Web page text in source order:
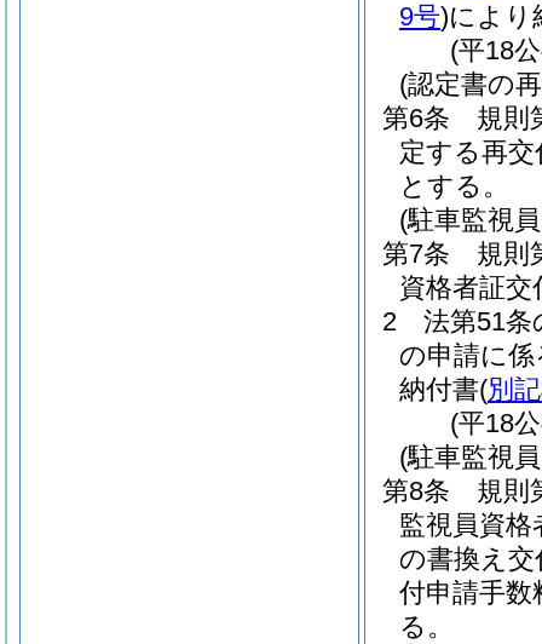
9号)により
(平18
(認定書の
第6条
規則
定する再
とする。
(駐車監視
第7条
規則
資格者証交
2
法第51条
の申請に係
納付書(別
(平18
(駐車監視
第8条
規則
監視員資格
の書換え交
付申請手数
る。